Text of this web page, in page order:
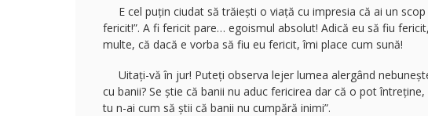
E cel puțin ciudat să trăiești o viață cu impresia că ai un
fericit!”. A fi fericit pare… egoismul absolut! Adică eu să fiu
multe, că dacă e vorba să fiu eu fericit, îmi place cum sună!
Uitați-vă în jur! Puteți observa lejer lumea alergând
cu banii? Se știe că banii nu aduc fericirea dar că o pot
tu n-ai cum să știi că banii nu cumpără inimi”.